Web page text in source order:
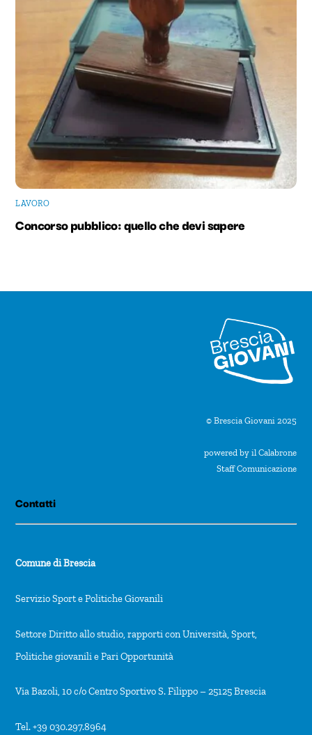
LAVORO
Concorso pubblico: quello che devi sapere
© Brescia Giovani 2025
powered by il Calabrone
Staff Comunicazione
Contatti
Comune di Brescia
Servizio Sport e Politiche Giovanili
Settore Diritto allo studio, rapporti con Università, Sport,
Politiche giovanili e Pari Opportunità
Via Bazoli, 10 c/o Centro Sportivo S. Filippo – 25125 Brescia
Tel. +39 030.297.8964